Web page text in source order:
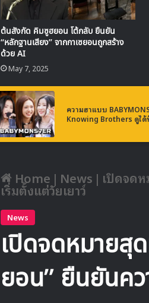
ต้นสังกัด คิมซูฮยอน โต้กลับ ยืนยัน
“หลักฐานเสียง” จากกาเซยอนถูกสร้าง
ด้วย AI
May 7, 2025
ความฮาแบบ
Knowing Brothers ดูได้